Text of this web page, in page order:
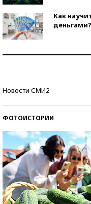
Как
деньгами?
Новости СМИ2
ФОТОИСТОРИИ